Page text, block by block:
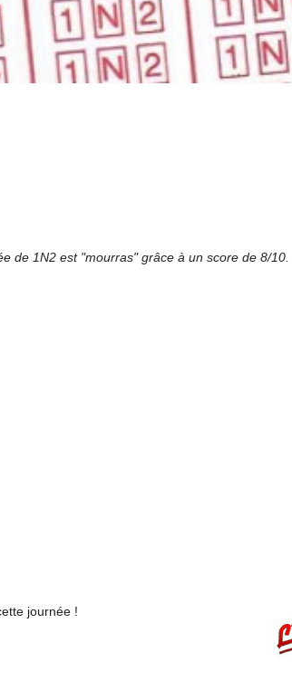
de 1N2 est "mourras" grâce à un score de 8/10.
journée !